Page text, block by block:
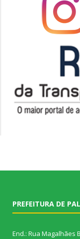
PREFEITURA DE
End.: Rua Magalhães